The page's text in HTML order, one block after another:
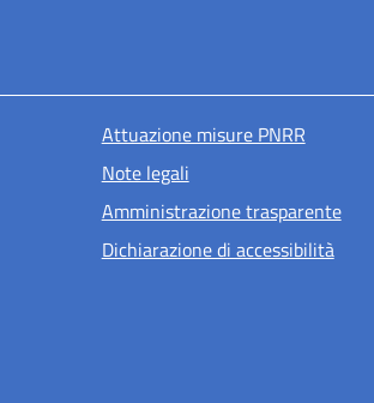
Attuazione misure PNRR
Note legali
Amministrazione trasparente
Dichiarazione di accessibilità